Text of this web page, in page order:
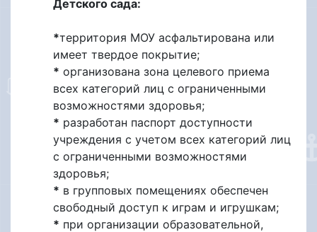
Детского сада:
*территория МОУ асфальтирована или
имеет твердое покрытие;
* организована зона целевого приема
всех категорий лиц с ограниченными
возможностями здоровья;
* разработан паспорт доступности
учреждения с учетом всех категорий лиц
с ограниченными возможностями
здоровья;
* в групповых помещениях обеспечен
свободный доступ к играм и игрушкам;
* при организации образовательной,